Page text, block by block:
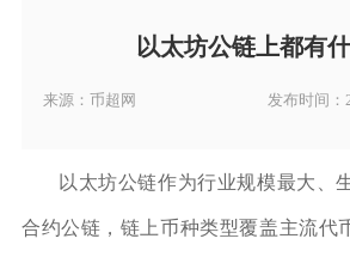
以太坊公链上都有
来源：币超网 发布时间：
以太坊公链作为行业规模最大、
合约公链，链上币种类型覆盖主流代